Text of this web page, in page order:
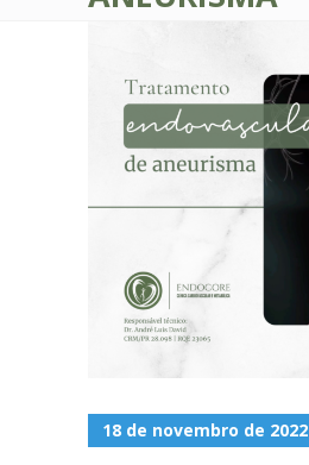
18 de novembro de 2022